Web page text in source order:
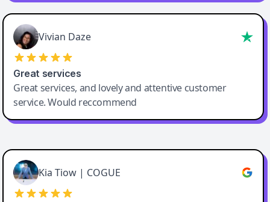
Vivian Daze
Great services
Great services, and lovely and attentive customer
service. Would reccommend
Cody Crabb
Great service, Best AI tool
Kia Tiow | COGUE